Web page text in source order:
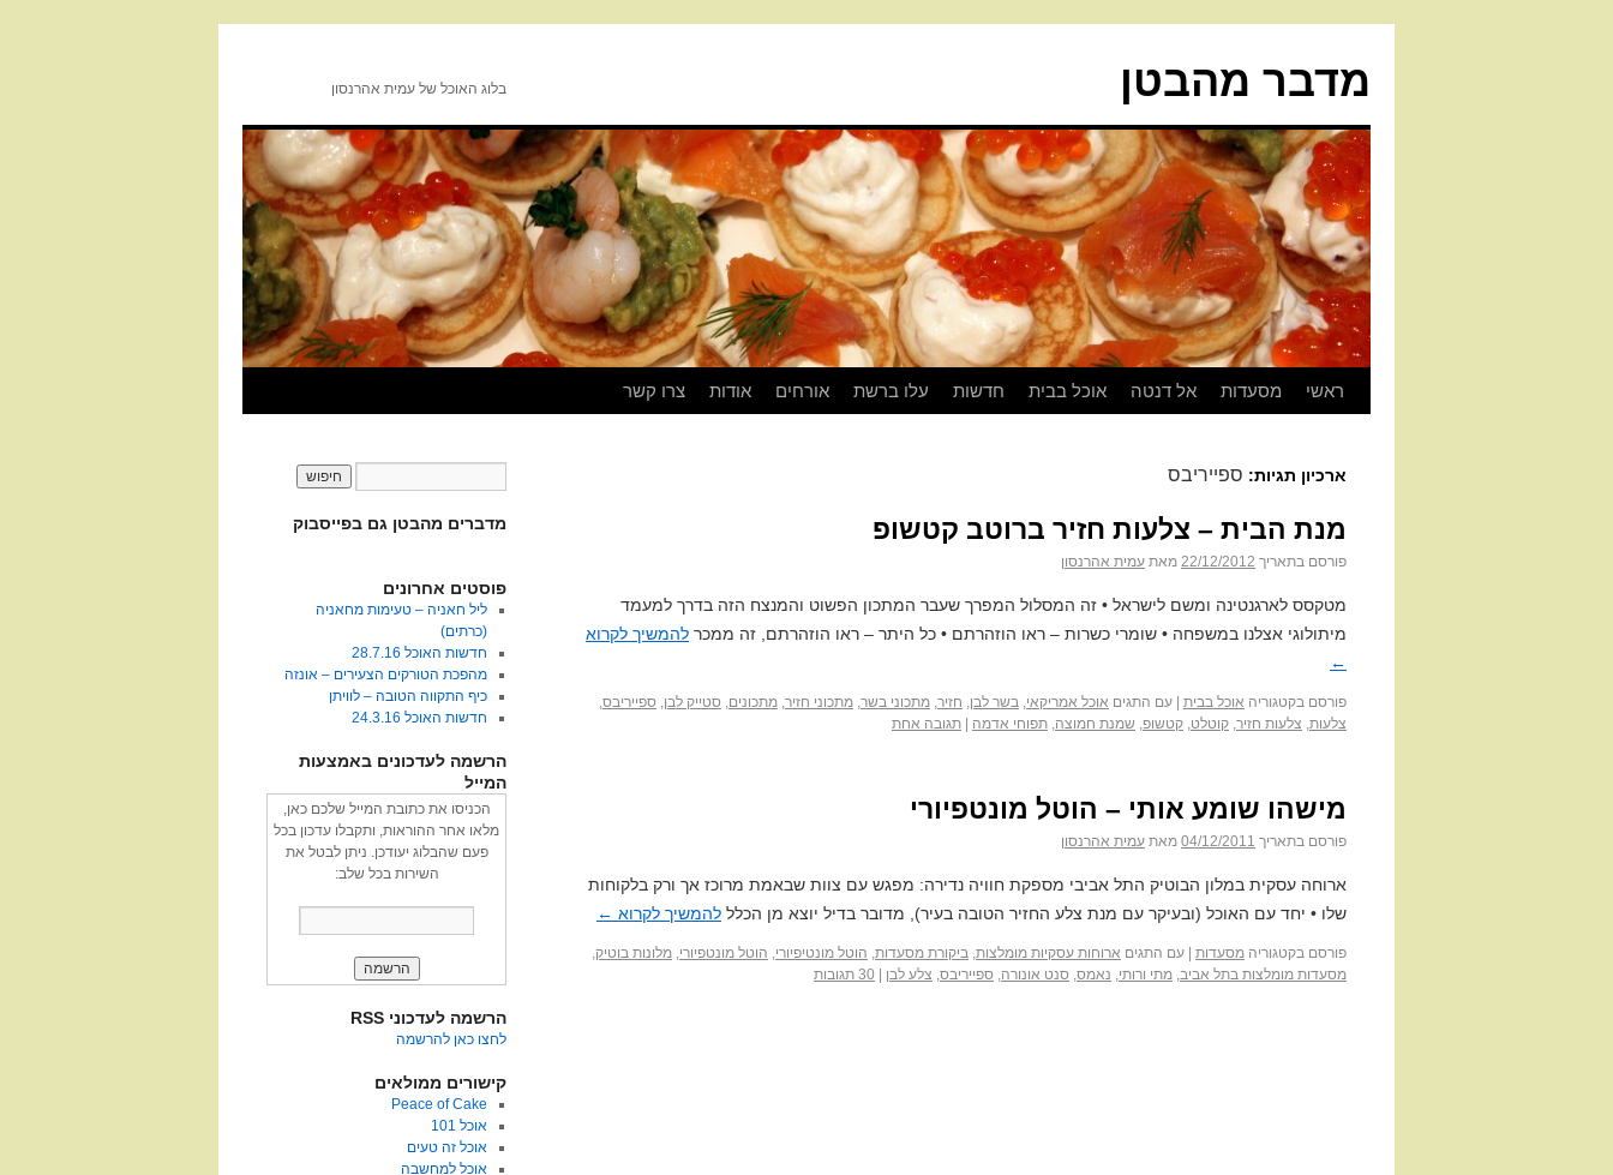
מדבר מהבטן בלוג האוכל של עמית אהרנסון
ראשי מסעדות אל דנטה אוכל בבית חדשות עלו ברשת אורחים אודות צרו קשר
ארכיון תגיות: ספייריבס
מנת הבית – צלעות חזיר ברוטב קטשופ
פורסם בתאריך 22/12/2012 מאת עמית אהרנסון
מטקסס לארגנטינה ומשם לישראל • זה המסלול המפרך שעבר המתכון הפשוט והמנצח הזה בדרך למעמד
מיתולוגי אצלנו במשפחה • שומרי כשרות – ראו הוזהרתם • כל היתר – ראו הוזהרתם, זה ממכר להמשיך לקרוא
←
פורסם בקטגוריה אוכל בבית עם התגים אוכל אמריקאי, בשר לבן, חזיר, מתכוני בשר, מתכוני חזיר, מתכונים, סטייק לבן, ספייריבס,
צלעות, צלעות חזיר, קוטלט, קטשופ, שמנת חמוצה, תפוחי אדמה תגובה אחת
מישהו שומע אותי – הוטל מונטפיורי
פורסם בתאריך 04/12/2011 מאת עמית אהרנסון
ארוחה עסקית במלון הבוטיק התל אביבי מספקת חוויה נדירה: מפגש עם צוות שבאמת מרוכז אך ורק בלקוחות
שלו • יחד עם האוכל (ובעיקר עם מנת צלע החזיר הטובה בעיר), מדובר בדיל יוצא מן הכלל להמשיך לקרוא ←
פורסם בקטגוריה מסעדות עם התגים ארוחות עסקיות מומלצות, ביקורת מסעדות, הוטל מונטיפיורי, הוטל מונטפיורי, מלונות בוטיק,
מסעדות מומלצות בתל אביב, מתי ורותי, נאמס, סנט אונורה, ספייריבס, צלע לבן 30 תגובות
מדברים מהבטן גם בפייסבוק
פוסטים אחרונים
ליל חאניה – טעימות מחאניה
(כרתים)
חדשות האוכל 28.7.16
מהפכת הטורקים הצעירים – אונזה
כיף התקווה הטובה – לוויתן
חדשות האוכל 24.3.16
הרשמה לעדכונים באמצעות
המייל
הכניסו את כתובת המייל שלכם כאן,
מלאו אחר ההוראות, ותקבלו עדכון בכל
פעם שהבלוג יעודכן. ניתן לבטל את
השירות בכל שלב:
הרשמה לעדכוני RSS
לחצו כאן להרשמה
קישורים ממולאים
Peace of Cake
אוכל 101
אוכל זה טעים
אוכל למחשבה